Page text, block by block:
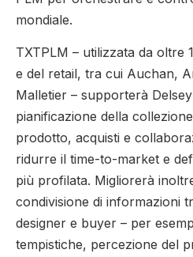
mondiale.
TXTPLM – utilizzata da oltre
e del retail, tra cui Auchan,
Malletier – supporterà
pianificazione della
prodotto, acquisti e
ridurre il time-to-market e
più profilata. Migliorerà
condivisione di informazioni
designer e buyer – per
tempistiche, percezione del